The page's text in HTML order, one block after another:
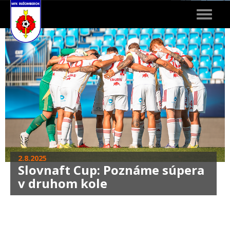
Toggle
2.8.2025
Slovnaft Cup: Poznáme súpera
v druhom kole